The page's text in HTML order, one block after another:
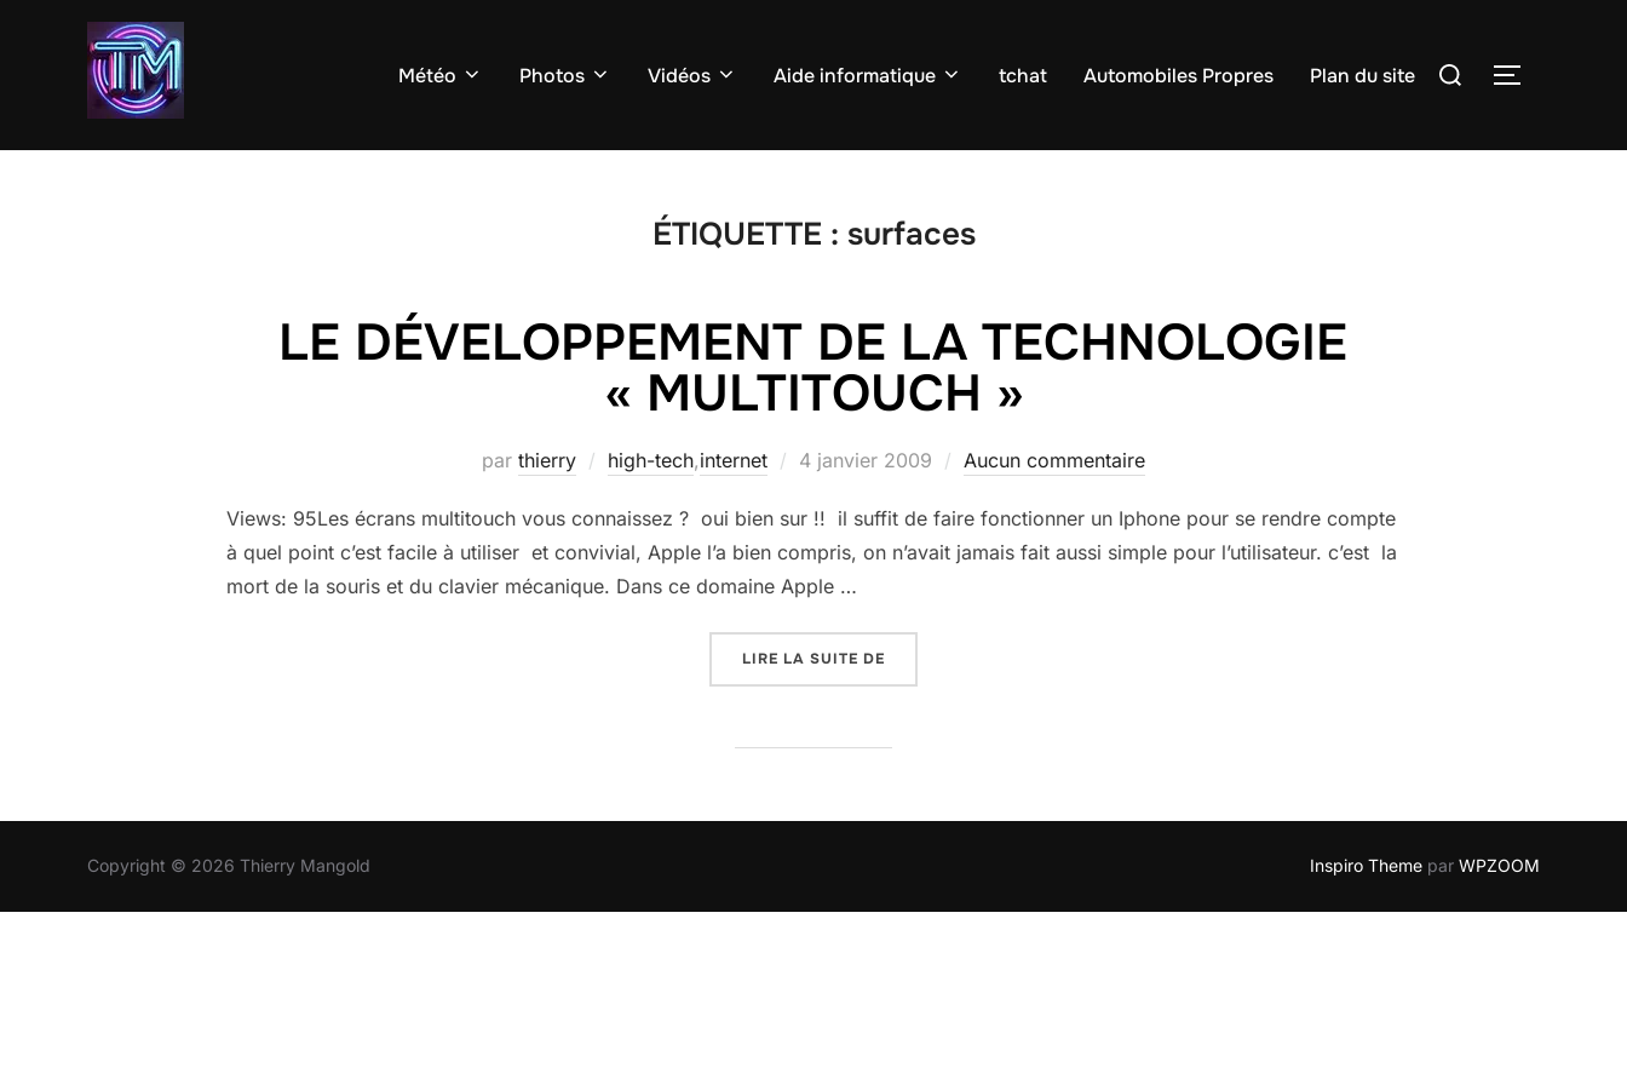
Météo Photos Vidéos Aide informatique tchat Automobiles Propres Plan du site
Rechercher :
ÉTIQUETTE : surfaces
LE DÉVELOPPEMENT DE LA TECHNOLOGIE
« MULTITOUCH »
par thierry high-tech,internet
Publié
4 janvier 2009 Aucun commentaire
Views: 95Les écrans multitouch vous connaissez ? oui bien sur !! il suffit de faire fonctionner un Iphone pour se rendre compte
à quel point c’est facile à utiliser et convivial, Apple l’a bien compris, on n’avait jamais fait aussi simple pour l’utilisateur. c’est la
mort de la souris et du clavier mécanique. Dans ce domaine Apple …
LIRE LA SUITE DE
Copyright © 2026 Thierry Mangold Inspiro Theme par WPZOOM